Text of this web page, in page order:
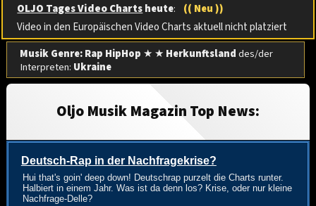
OLJO Tages Video Chartsheute:
(( Neu ))
Video in den Europäischen Video Charts aktuell nicht platziert
Musik Genre: Rap HipHop ★ ★ Herkunftslanddes/der
Interpreten: Ukraine
Oljo Musik Magazin Top News:
Deutsch-Rap in der Nachfragekrise?
Hui that's goin' deep down! Deutschrap purzelt die Charts runter.
Halbiert in einem Jahr. Was ist da denn los? Krise, oder nur kleine
Nachfrage-Delle?